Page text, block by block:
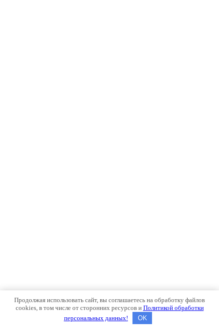
Продолжая использовать сайт, вы соглашаетесь на обработку файлов
cookies, в том числе от сторонних ресурсов и Политикой обработки
персональных данных!
OK